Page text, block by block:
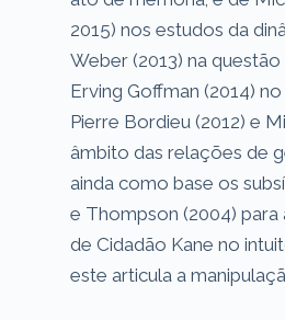
2015) nos estudos da
Weber (2013) na
Erving Goffman (2014)
Pierre Bordieu (2012) e
âmbito das relações de
ainda como base os
e Thompson (2004)
de Cidadão Kane no
este articula a